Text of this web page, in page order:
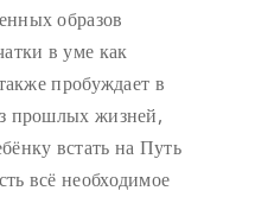
образов
в уме как
пробуждает в
прошлых жизней,
встать на Путь
всё необходимое